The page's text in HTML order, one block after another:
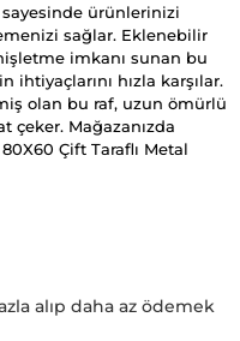
sayesinde ürünlerinizi
sağlar. Eklenebilir
imkanı sunan bu
hızla karşılar.
olan bu raf, uzun ömürlü
çeker. Mağazanızda
Çift Taraflı Metal
alıp daha az ödemek